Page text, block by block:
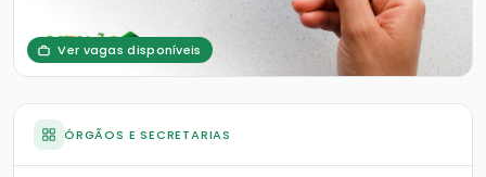
Ver vagas disponíveis
ÓRGÃOS E SECRETARIAS